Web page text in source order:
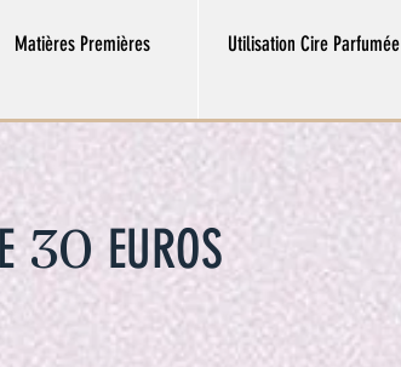
Matières Premières Utilisation Cire Parfumée
30 EUROS